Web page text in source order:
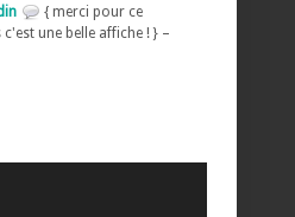
{ merci pour ce
une belle affiche ! } –